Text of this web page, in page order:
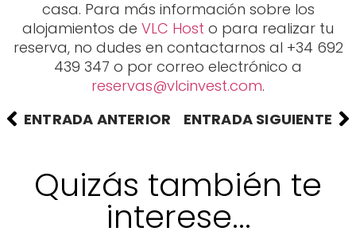
Quizás también te
interese...